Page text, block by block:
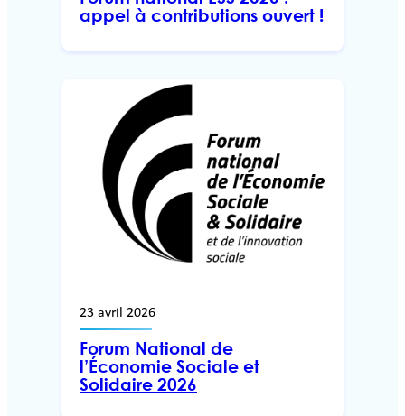
appel à contributions ouvert !
23 avril 2026
Forum National de
l’Économie Sociale et
Solidaire 2026